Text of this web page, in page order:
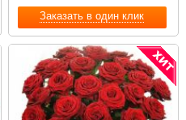
Заказать в один клик